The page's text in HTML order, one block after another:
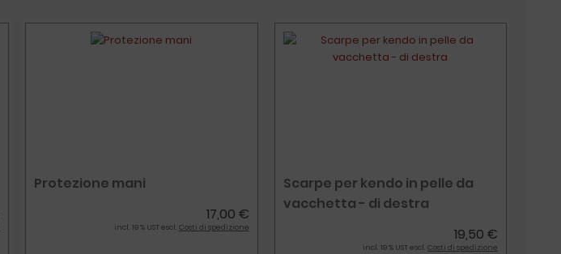
Protezione mani
17,00 €
incl. 19 % UST escl. Costi di spedizione
Scarpe per kendo in pelle da
vacchetta - di destra
19,50 €
incl. 19 % UST escl. Costi di spedizione